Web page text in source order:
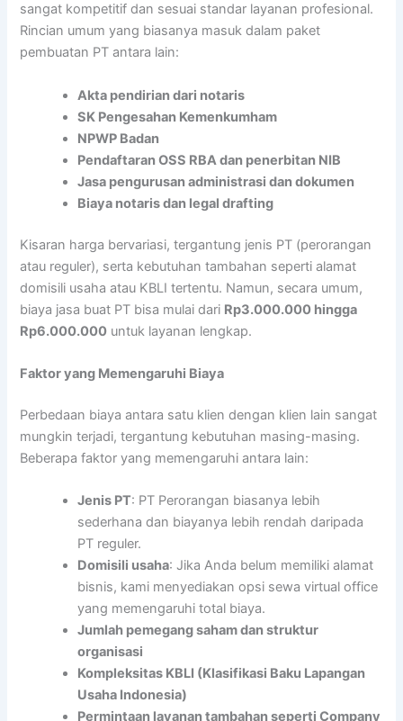
sangat kompetitif dan sesuai standar layanan profesional.
Rincian umum yang biasanya masuk dalam paket
pembuatan PT antara lain:
Akta pendirian dari notaris
SK Pengesahan Kemenkumham
NPWP Badan
Pendaftaran OSS RBA dan penerbitan NIB
Jasa pengurusan administrasi dan dokumen
Biaya notaris dan legal drafting
Kisaran harga bervariasi, tergantung jenis PT (perorangan
atau reguler), serta kebutuhan tambahan seperti alamat
domisili usaha atau KBLI tertentu. Namun, secara umum,
biaya jasa buat PT bisa mulai dari Rp3.000.000 hingga
Rp6.000.000 untuk layanan lengkap.
Faktor yang Memengaruhi Biaya
Perbedaan biaya antara satu klien dengan klien lain sangat
mungkin terjadi, tergantung kebutuhan masing-masing.
Beberapa faktor yang memengaruhi antara lain:
Jenis PT: PT Perorangan biasanya lebih
sederhana dan biayanya lebih rendah daripada
PT reguler.
Domisili usaha: Jika Anda belum memiliki alamat
bisnis, kami menyediakan opsi sewa virtual office
yang memengaruhi total biaya.
Jumlah pemegang saham dan struktur
organisasi
Kompleksitas KBLI (Klasifikasi Baku Lapangan
Usaha Indonesia)
Permintaan layanan tambahan seperti Company